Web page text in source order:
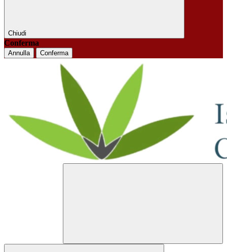
Chiudi
Conferma
Annulla Conferma